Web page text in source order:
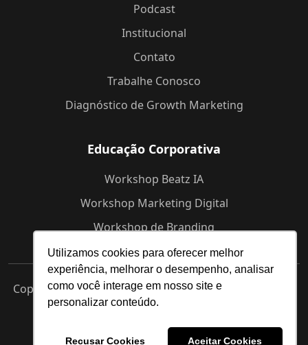
Utilizamos cookies para oferecer melhor
experiência, melhorar o desempenho, analisar
como você interage em nosso site e
personalizar conteúdo.
Recusar Cookies Aceitar Cookies
Podcast
Institucional
Contato
Trabalhe Conosco
Diagnóstico de Growth Marketing
Educação Corporativa
Workshop Beatz IA
Workshop Marketing Digital
Workshop de Branding
Copyright © 2025 Beatz -Agência de Marketing Digital
em Indaiatuba
Política de Privacidade